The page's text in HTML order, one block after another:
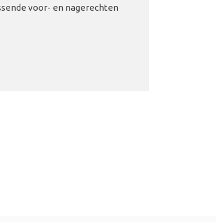
voor- en nagerechten